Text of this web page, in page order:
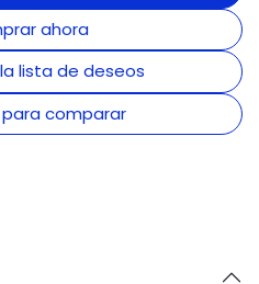
ahora
comparar
lista de deseos